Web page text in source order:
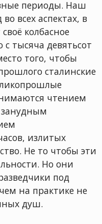
периоды. Наш
всех аспектах, в
колбасное
тысяча девятьсот
того, чтобы
сталинские
чтением
занудным
излитых
Не то чтобы эти
Но они
под
на практике не
душ.